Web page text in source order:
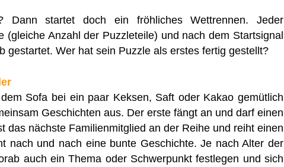
Dann startet doch ein fröhliches Wettrennen. Jeder
(gleiche Anzahl der Puzzleteile) und nach dem Startsignal
gestartet. Wer hat sein Puzzle als erstes fertig gestellt?
Sofa bei ein paar Keksen, Saft oder Kakao gemütlich
Geschichten aus. Der erste fängt an und darf einen
das nächste Familienmitglied an der Reihe und reiht einen
nach und nach eine bunte Geschichte. Je nach Alter der
auch ein Thema oder Schwerpunkt festlegen und sich